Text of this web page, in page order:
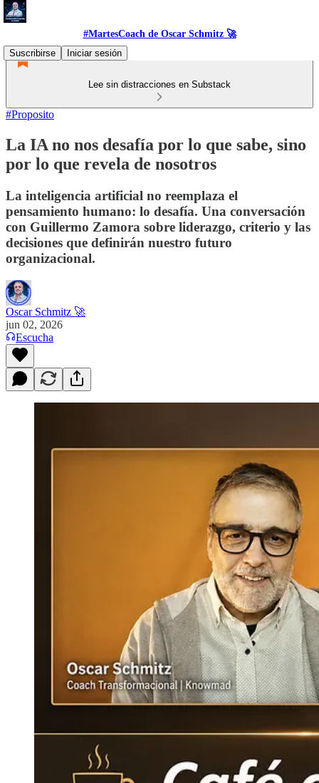
#MartesCoach de Oscar Schmitz 🚀
Suscribirse
Iniciar sesión
Lee sin distracciones en Substack
#Proposito
La IA no nos desafía por lo que sabe, sino
por lo que revela de nosotros
La inteligencia artificial no reemplaza el
pensamiento humano: lo desafía. Una conversación
con Guillermo Zamora sobre liderazgo, criterio y las
decisiones que definirán nuestro futuro
organizacional.
Oscar Schmitz 🚀
jun 02, 2026
Escucha